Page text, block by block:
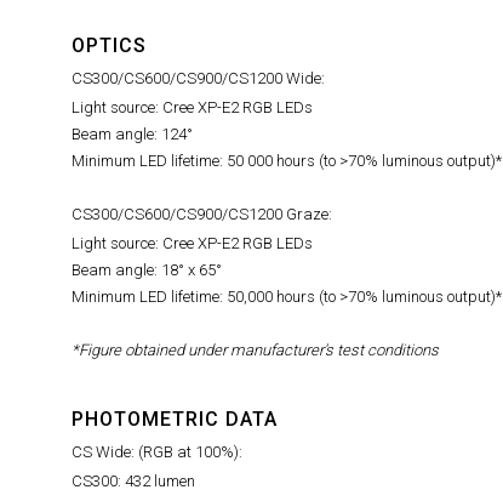
OPTICS
CS300/CS600/CS900/CS1200 Wide:
Light source: Cree XP-E2 RGB LEDs
Beam angle: 124°
Minimum LED lifetime: 50 000 hours (to >70% luminous output)*
CS300/CS600/CS900/CS1200 Graze:
Light source: Cree XP-E2 RGB LEDs
Beam angle: 18° x 65°
Minimum LED lifetime: 50,000 hours (to >70% luminous output)*
*Figure obtained under manufacturer's test conditions
PHOTOMETRIC DATA
CS Wide: (RGB at 100%):
CS300: 432 lumen